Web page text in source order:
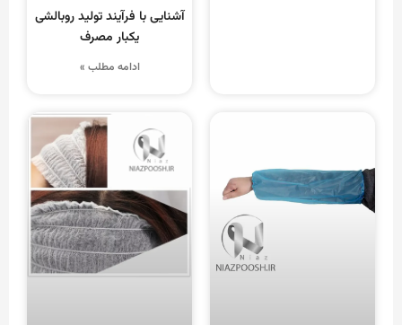
آشنایی با فرآیند تولید روبالشی
یکبار مصرف
ادامه مطلب »